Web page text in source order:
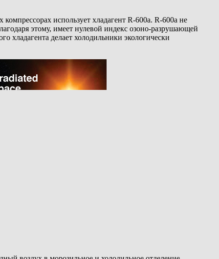
использует хладагент R-600a. R-600a не
этому, имеет нулевой индекс озоно-разрушающей
хладагента делает холодильники экологически